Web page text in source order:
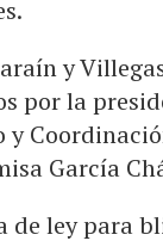
y
por la
y
García
de ley para